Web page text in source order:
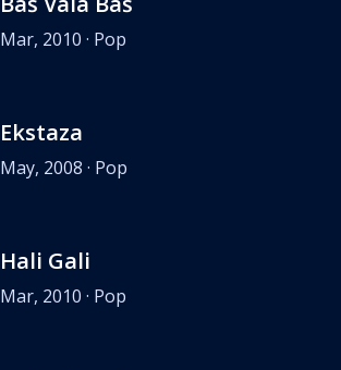
Mar, 2010 · Pop
Ekstaza
May, 2008 · Pop
Hali Gali
Mar, 2010 · Pop